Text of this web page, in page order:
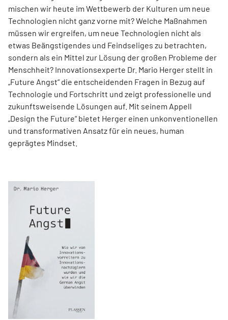
mischen wir heute im Wettbewerb der Kulturen um neue
Technologien nicht ganz vorne mit? Welche Maßnahmen
müssen wir ergreifen, um neue Technologien nicht als
etwas Beängstigendes und Feindseliges zu betrachten,
sondern als ein Mittel zur Lösung der großen Probleme der
Menschheit? Innovationsexperte Dr. Mario Herger stellt in
„Future Angst“ die entscheidenden Fragen in Bezug auf
Technologie und Fortschritt und zeigt professionelle und
zukunftsweisende Lösungen auf. Mit seinem Appell
„Design the Future“ bietet Herger einen unkonventionellen
und transformativen Ansatz für ein neues, human
geprägtes Mindset.